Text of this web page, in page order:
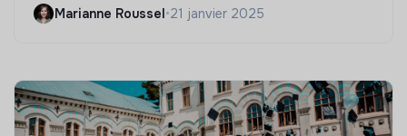
Marianne Roussel•21 janvier 2025